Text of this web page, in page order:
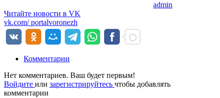
admin
Читайте новости в VK
vk.com/portalvoronezh
Комментарии
Нет комментариев. Ваш будет первым!
Войдите или зарегистрируйтесь чтобы добавлять
комментарии